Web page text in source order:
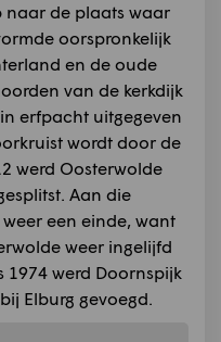
naar de plaats waar
oorspronkelijk
en de oude
van de kerkdijk
erfpacht uitgegeven
wordt door de
werd Oosterwolde
Aan die
een einde, want
weer ingelijfd
1974 werd Doornspijk
Elburg gevoegd.